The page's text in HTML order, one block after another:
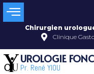
Chirurgien
Clinique
UROLOGIE
Pr. René YIOU